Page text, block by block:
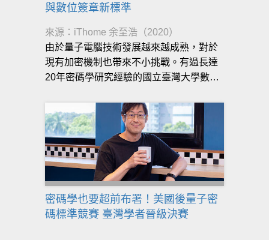
與數位簽章新標準
來源：iThome 余至浩（2020）
由於量子電腦技術發展越來越成熟，對於
現有加密機制也帶來不小挑戰。有過長達
20年密碼學研究經驗的國立臺灣大學數學
基於量子電腦攻擊手法的出現，一種新的
後量子加密PQC演算法，正在發展中，甚
至有機會成為未來全球加密與數位簽章新
標準。
密碼學也要超前布署！美國後量子密
碼標準競賽 臺灣學者晉級決賽